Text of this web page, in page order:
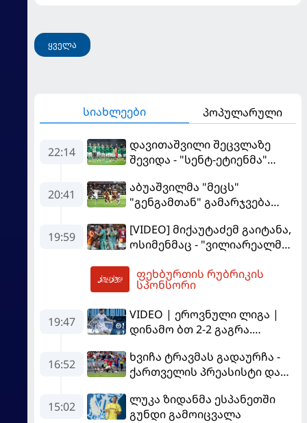
ყველა
სიახლეები პოპულარული
22:14
დავითაშვილი შეცვლაზე
შევიდა - "სენტ-ეტიენმა"
20:41
აბუაშვილმა "მეცს"
"გენგამთან" გამარჯვება
19:59
[VIDEO] მიქაუტაძემ გაიტანა,
ოსიმენმაც - "ვილიარეალმა"
"გალათასარაის" მოუგო
ფეხბურთის რუბრიკის
სპონსორი
19:47
VIDEO | ეროვნული ლიგა |
დინამო ბთ 2-2 გაგრა.
16:52
ხვიჩა ტრავმას გადაურჩა -
ქართველის პრეასისტი და
იუნაიტედთან"
15:02
ლუკა ზიდანმა ესპანეთში
გუნდი გამოიცვალა